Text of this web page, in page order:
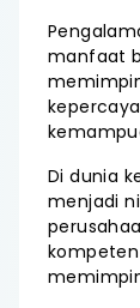
manfaat
Di dunia
menjadi